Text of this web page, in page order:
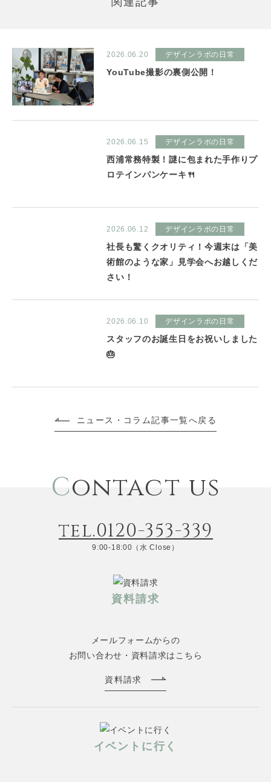
2026.06.20 デザインラボの日常
YouTube撮影の裏側公開！
2026.06.15 デザインラボの日常
西浦常務特製！謎に包まれた手作りプ
ロテインパンケーキ🍴
2026.06.12 デザインラボの日常
社長も驚くクオリティ！今週末は「美
術館のような家」見学会へお越しくだ
さい！
2026.06.10 デザインラボの日常
スタッフのお誕生日をお祝いしました
🎂
ニュース・コラム記事一覧へ戻る
Contact us
tel.0120-353-339
9:00-18:00（水 Close）
資料請求
メールフォームからの
お問い合わせ・資料請求はこちら
資料請求
イベントに行く